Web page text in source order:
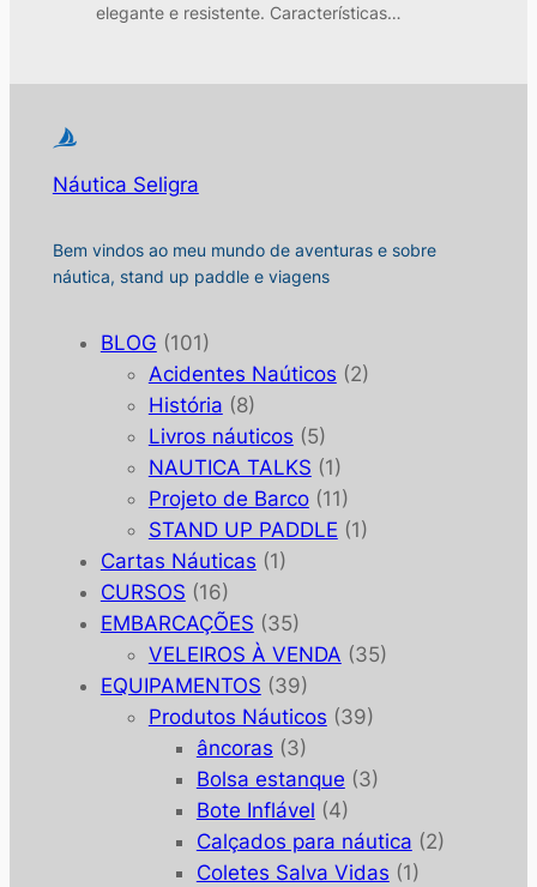
elegante e resistente. Características…
Náutica Seligra
Bem vindos ao meu mundo de aventuras e sobre
náutica, stand up paddle e viagens
BLOG (101)
Acidentes Naúticos (2)
História (8)
Livros náuticos (5)
NAUTICA TALKS (1)
Projeto de Barco(11)
STAND UP PADDLE (1)
Cartas Náuticas (1)
CURSOS (16)
EMBARCAÇÕES (35)
VELEIROS À VENDA (35)
EQUIPAMENTOS (39)
Produtos Náuticos (39)
âncoras (3)
Bolsa estanque (3)
Bote Inflável (4)
Calçados para náutica (2)
Coletes Salva Vidas (1)